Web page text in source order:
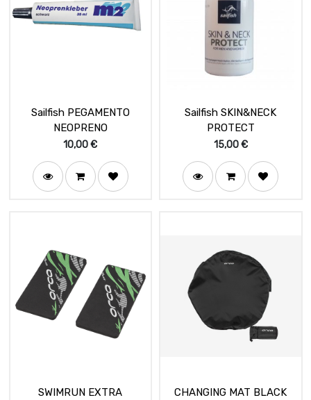
Sailfish PEGAMENTO
NEOPRENO
10,00€
Sailfish SKIN&NECK
PROTECT
15,00€
SWIMRUN EXTRA
CHANGING MAT BLACK